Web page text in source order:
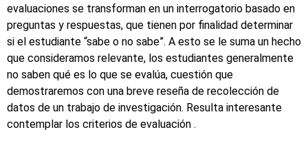
evaluaciones se transforman en un interrogatorio basado en
preguntas y respuestas, que tienen por finalidad determinar
si el estudiante “sabe o no sabe”. A esto se le suma un hecho
que consideramos relevante, los estudiantes generalmente
no saben qué es lo que se evalúa, cuestión que
demostraremos con una breve reseña de recolección de
datos de un trabajo de investigación. Resulta interesante
contemplar los criterios de evaluación .